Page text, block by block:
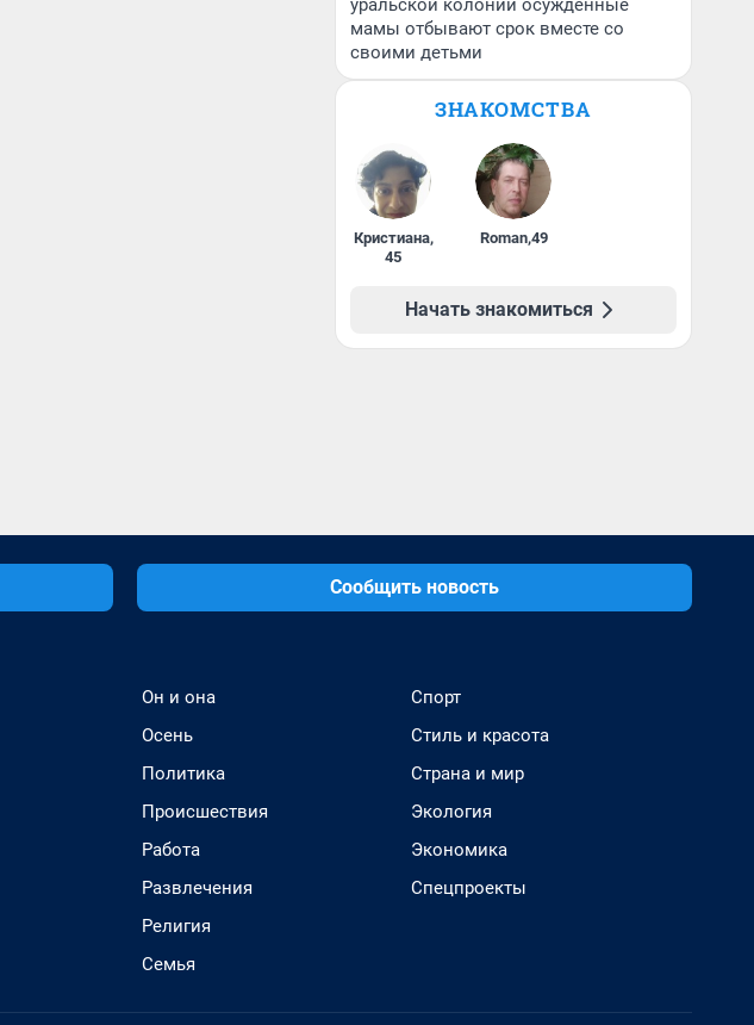
уральской колонии осужденные
мамы отбывают срок вместе со
своими детьми
ЗНАКОМСТВА
Кристиана,
45
Roman,49
Начать знакомиться
Сообщить новость
Он и она
Осень
Политика
Происшествия
Работа
Развлечения
Религия
Семья
Спорт
Стиль и красота
Страна и мир
Экология
Экономика
Спецпроекты